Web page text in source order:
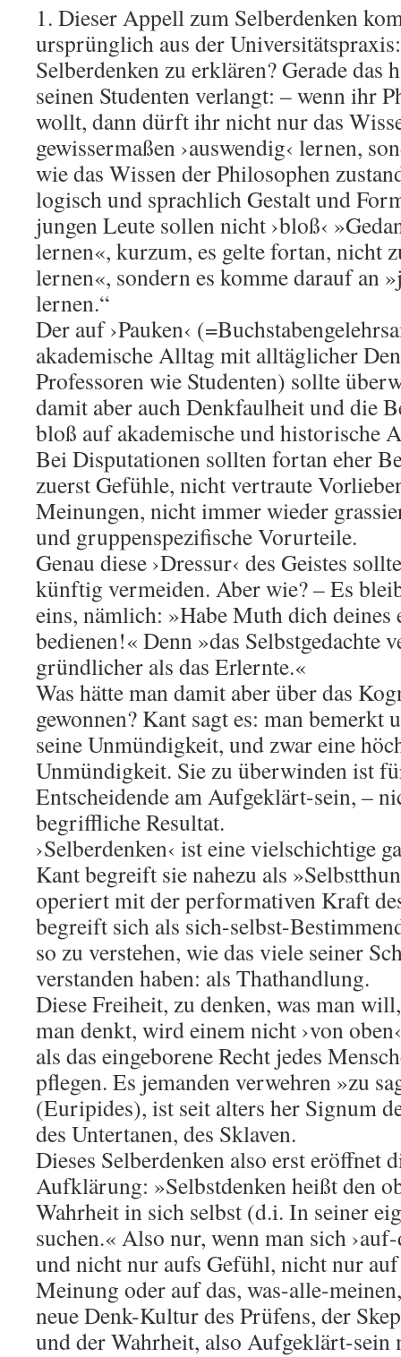
1. Dieser Appell zum Selberdenken
ursprünglich aus der
Selberdenken zu erklären? Gerade das
seinen Studenten verlangt: – wenn ihr
wollt, dann dürft ihr nicht nur das
gewissermaßen ›auswendig‹ lernen,
wie das Wissen der Philosophen
logisch und sprachlich Gestalt und
jungen Leute sollen nicht ›bloß‹
lernen«, kurzum, es gelte fortan, nicht
lernen«, sondern es komme darauf an
lernen.“
Der auf ›Pauken‹
akademische Alltag mit alltäglicher
Professoren wie Studenten) sollte
damit aber auch Denkfaulheit und die
bloß auf akademische und historische
Bei Disputationen sollten fortan eher
zuerst Gefühle, nicht vertraute
Meinungen, nicht immer wieder
und gruppenspezifische Vorurteile.
Genau diese ›Dressur‹ des Geistes
künftig vermeiden. Aber wie? – Es
eins, nämlich: »Habe Muth dich deines
bedienen!« Denn »das Selbstgedachte
gründlicher als das Erlernte.«
Was hätte man damit aber über das
gewonnen? Kant sagt es: man bemerkt
seine Unmündigkeit, und zwar eine
Unmündigkeit. Sie zu überwinden ist
Entscheidende am Aufgeklärt-sein, –
begriffliche Resultat.
›Selberdenken‹ ist eine vielschichtige
Kant begreift sie nahezu als
operiert mit der performativen Kraft
begreift sich als sich-selbst-
so zu verstehen, wie das viele seiner
verstanden haben: als Thathandlung.
Diese Freiheit, zu denken, was man
man denkt, wird einem nicht ›von
als das eingeborene Recht jedes
pflegen. Es jemanden verwehren »zu
(Euripides), ist seit alters her Signum
des Untertanen, des Sklaven.
Dieses Selberdenken also erst eröffnet
Aufklärung: »Selbstdenken heißt den
Wahrheit in sich selbst (d.i. In seiner
suchen.« Also nur, wenn man sich
und nicht nur aufs Gefühl, nicht nur
Meinung oder auf das, was-alle-
neue Denk-Kultur des Prüfens, der
und der Wahrheit, also Aufgeklärt-sein